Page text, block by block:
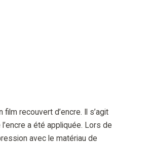
recouvert d’encre. Il s’agit
a été appliquée. Lors de
avec le matériau de